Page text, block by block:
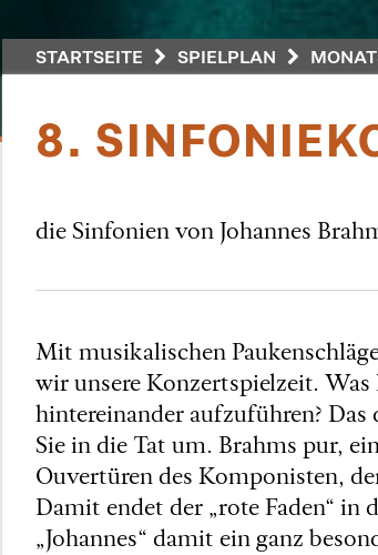
STARTSEITE SPIELPLAN
8.
die Sinfonien von Johannes
Mit musikalischen
wir unsere Konzertspielzeit.
hintereinander aufzuführen?
Sie in die Tat um. Brahms pur,
Ouvertüren des Komponisten,
Damit endet der „rote Faden“
„Johannes“ damit ein ganz